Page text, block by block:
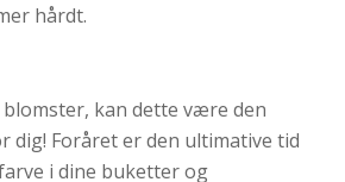
hårdt.
kan dette være den
dig! Foråret er den ultimative tid
i dine buketter og